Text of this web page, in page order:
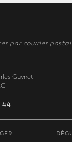
par courrier
Guynet
44